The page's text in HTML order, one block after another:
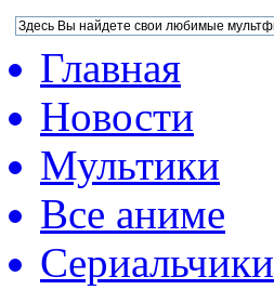
Главная
Новости
Мультики
Все аниме
Сериальчики